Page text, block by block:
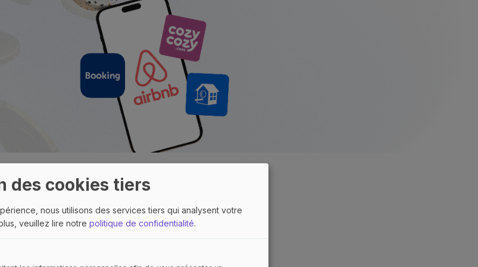
par Charly
des cookies tiers
nous utilisons des services tiers qui analysent votre
veuillez lire notre politique de confidentialité.